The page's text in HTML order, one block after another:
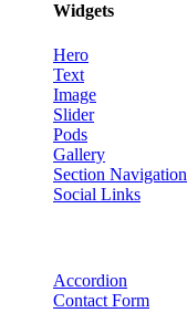
Widgets
Hero
Text
Image
Slider
Pods
Gallery
Section Navigation
Social Links
Accordion
Contact Form